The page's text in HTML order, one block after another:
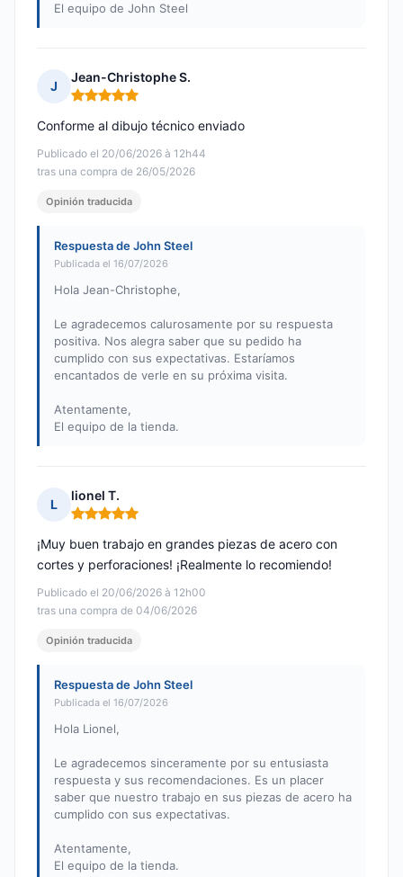
El equipo de John Steel
J
Jean-Christophe S.
Nota: 5 de 5
Publicado el 20/06/2026 à 12h44
tras una compra de 26/05/2026
Conforme al dibujo técnico enviado
Opinión traducida
Respuesta de John Steel
Publicada el 16/07/2026
Hola Jean-Christophe,
Le agradecemos calurosamente por su respuesta
positiva. Nos alegra saber que su pedido ha
cumplido con sus expectativas. Estaríamos
encantados de verle en su próxima visita.
Atentamente,
El equipo de la tienda.
L
lionel T.
Nota: 5 de 5
Publicado el 20/06/2026 à 12h00
tras una compra de 04/06/2026
¡Muy buen trabajo en grandes piezas de acero con
cortes y perforaciones! ¡Realmente lo recomiendo!
Opinión traducida
Respuesta de John Steel
Publicada el 16/07/2026
Hola Lionel,
Le agradecemos sinceramente por su entusiasta
respuesta y sus recomendaciones. Es un placer
saber que nuestro trabajo en sus piezas de acero ha
cumplido con sus expectativas.
Atentamente,
El equipo de la tienda.